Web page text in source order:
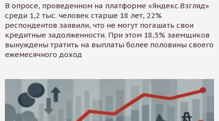
В опросе, проведенном на платформе «Яндекс.Взгляд»
среди 1,2 тыс. человек старше 18 лет, 22%
респондентов заявили, что не могут погашать свои
кредитные задолженности. При этом 18,5% заемщиков
вынуждены тратить на выплаты более половины своего
ежемесячного доход